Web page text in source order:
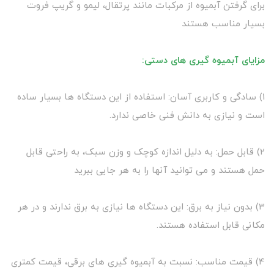
برای گرفتن آبمیوه از مرکبات مانند پرتقال، لیمو و گریپ فروت
بسیار مناسب هستند
مزایای آبمیوه گیری های دستی:
1) سادگی و کاربری آسان: استفاده از این دستگاه ها بسیار ساده
است و نیازی به دانش فنی خاصی ندارد.
2) قابل حمل: به دلیل اندازه کوچک و وزن سبک، به راحتی قابل
حمل هستند و می توانید آنها را به هر جایی ببرید
3) بدون نیاز به برق: این دستگاه ها نیازی به برق ندارند و در هر
مکانی قابل استفاده هستند.
4) قیمت مناسب: نسبت به آبمیوه گیری های برقی، قیمت کمتری